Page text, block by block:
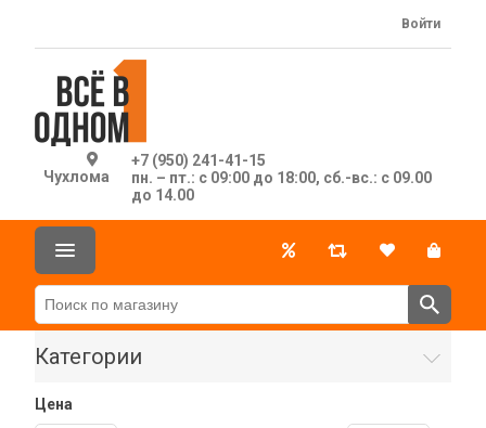
Чухлома
+7 (950) 241-41-15
пн. – пт.: с 09:00 до 18:00, сб.-вс.: с 09.00
до 14.00
Войти
Категории
Цена